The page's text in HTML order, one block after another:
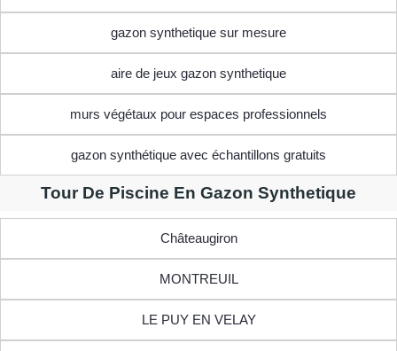
gazon synthetique sur mesure
aire de jeux gazon synthetique
murs végétaux pour espaces professionnels
gazon synthétique avec échantillons gratuits
Tour De Piscine En Gazon Synthetique
Châteaugiron
MONTREUIL
LE PUY EN VELAY